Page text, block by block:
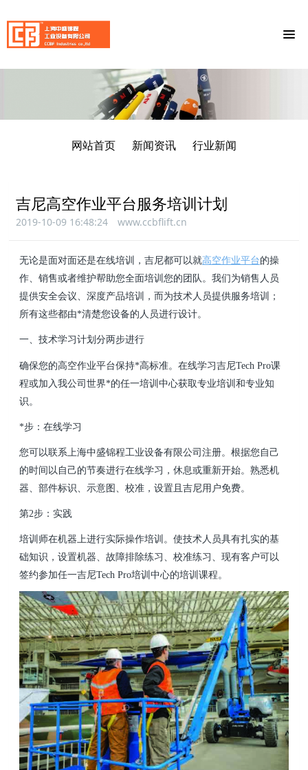
网站首页 新闻资讯 行业新闻
吉尼高空作业平台服务培训计划
2019-10-09 16:48:24 www.ccbflift.cn
无论是面对面还是在线培训，吉尼都可以就高空作业平台的操
作、销售或者维护帮助您全面培训您的团队。我们为销售人员
提供安全会议、深度产品培训，而为技术人员提供服务培训；
所有这些都由*清楚您设备的人员进行设计。
一、技术学习计划分两步进行
确保您的高空作业平台保持*高标准。在线学习吉尼Tech Pro课
程或加入我公司世界*的任一培训中心获取专业培训和专业知
识。
*步：在线学习
您可以联系 上海中盛锦程工业设备有限公司注册。根据您自己
的时间以自己的节奏进行在线学习，休息或重新开始。熟悉机
器、部件标识、示意图、校准，设置且吉尼用户免费。
第2步：实践
培训师在机器上进行实际操作培训。使技术人员具有扎实的基
础知识，设置机器、故障排除练习、校准练习、现有客户可以
签约参加任一吉尼Tech Pro培训中心的培训课程。